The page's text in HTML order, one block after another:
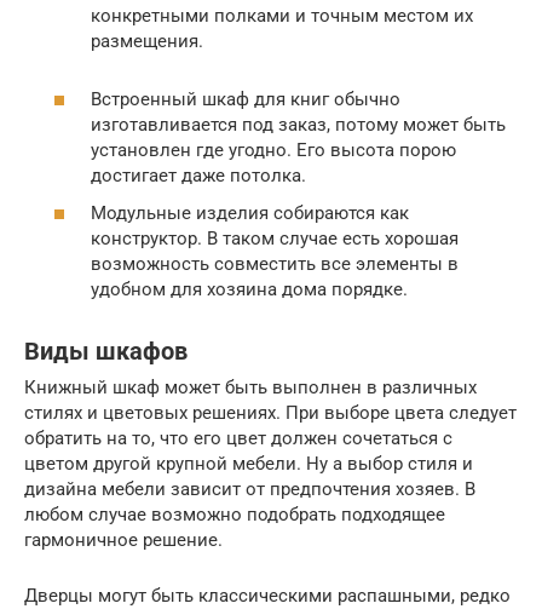
конкретными полками и точным местом их
размещения.
Встроенный шкаф для книг обычно
изготавливается под заказ, потому может быть
установлен где угодно. Его высота порою
достигает даже потолка.
Модульные изделия собираются как
конструктор. В таком случае есть хорошая
возможность совместить все элементы в
удобном для хозяина дома порядке.
Виды шкафов
Книжный шкаф может быть выполнен в различных
стилях и цветовых решениях. При выборе цвета следует
обратить на то, что его цвет должен сочетаться с
цветом другой крупной мебели. Ну а выбор стиля и
дизайна мебели зависит от предпочтения хозяев. В
любом случае возможно подобрать подходящее
гармоничное решение.
Дверцы могут быть классическими распашными, редко